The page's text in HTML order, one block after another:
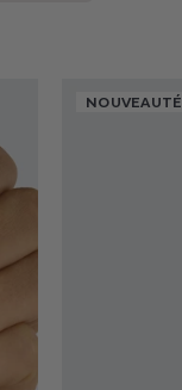
NOUVEAUTÉ